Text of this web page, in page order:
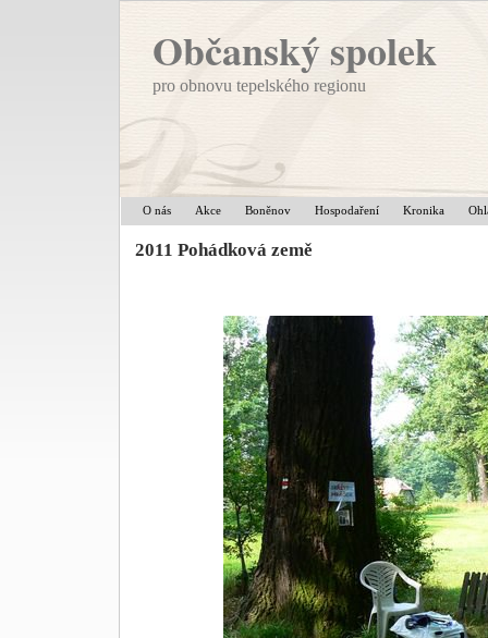
Občanský spolek
pro obnovu tepelského regionu
O nás Akce Boněnov Hospodaření Kronika
2011 Pohádková země